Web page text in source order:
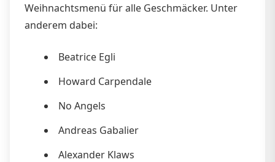
Weihnachtsmenü für alle Geschmäcker. Unter
anderem dabei:
Beatrice Egli
Howard Carpendale
No Angels
Andreas Gabalier
Alexander Klaws